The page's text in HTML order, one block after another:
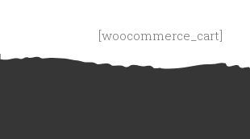
[woocommerce_cart]